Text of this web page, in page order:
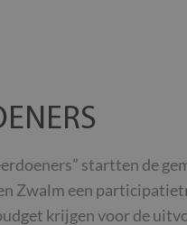
startten de
Zwalm een
krijgen voor de